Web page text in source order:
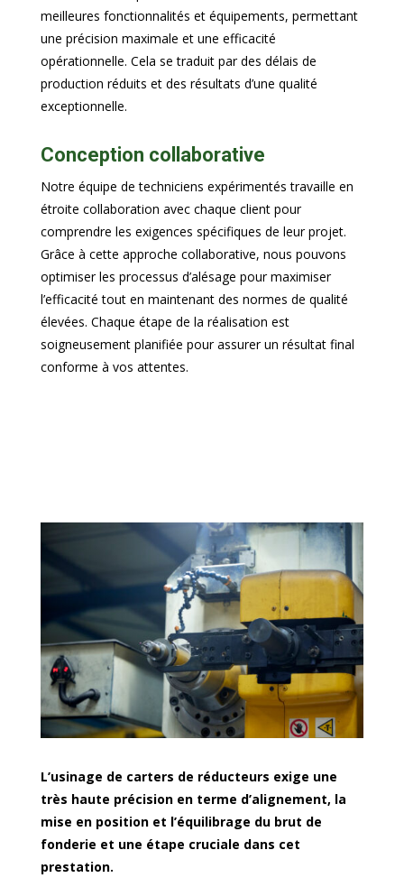
meilleures fonctionnalités et équipements, permettant
une précision maximale et une efficacité
opérationnelle. Cela se traduit par des délais de
production réduits et des résultats d’une qualité
exceptionnelle.
Conception collaborative
Notre équipe de techniciens expérimentés travaille en
étroite collaboration avec chaque client pour
comprendre les exigences spécifiques de leur projet.
Grâce à cette approche collaborative, nous pouvons
optimiser les processus d’alésage pour maximiser
l’efficacité tout en maintenant des normes de qualité
élevées. Chaque étape de la réalisation est
soigneusement planifiée pour assurer un résultat final
conforme à vos attentes.
L’usinage de carters de réducteurs exige une
très haute précision en terme d’alignement, la
mise en position et l’équilibrage du brut de
fonderie et une étape cruciale dans cet
prestation.